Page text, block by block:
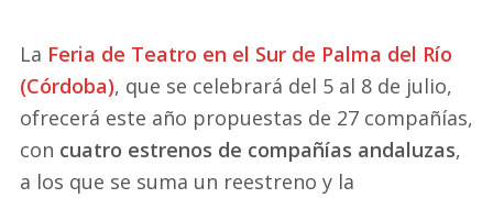
La Feria de Teatro en el Sur de Palma del Río
(Córdoba), que se celebrará del 5 al 8 de julio,
ofrecerá este año propuestas de 27 compañías,
con cuatro estrenos de compañías andaluzas,
a los que se suma un reestreno y la